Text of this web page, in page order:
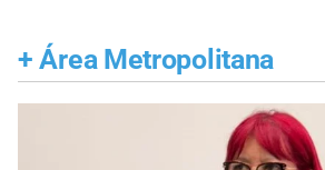
+ Área Metropolitana